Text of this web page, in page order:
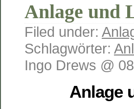
Anlage und
Filed under:
Schlagwörter:
Ingo Drews @
Anlage